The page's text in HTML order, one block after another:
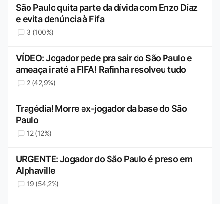
São Paulo quita parte da dívida com Enzo Díaz
e evita denúncia à Fifa
3 (100%)
VÍDEO: Jogador pede pra sair do São Paulo e
ameaça ir até a FIFA! Rafinha resolveu tudo
2 (42,9%)
Tragédia! Morre ex-jogador da base do São
Paulo
12 (12%)
URGENTE: Jogador do São Paulo é preso em
Alphaville
19 (54,2%)